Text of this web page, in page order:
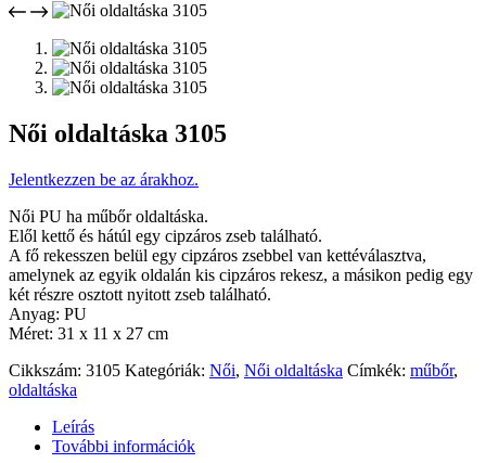
Női oldaltáska 3105
Jelentkezzen be az árakhoz.
Női PU ha műbőr oldaltáska.
Elől kettő és hátúl egy cipzáros zseb található.
A fő rekesszen belül egy cipzáros zsebbel van kettéválasztva,
amelynek az egyik oldalán kis cipzáros rekesz, a másikon pedig egy
két részre osztott nyitott zseb található.
Anyag: PU
Méret: 31 x 11 x 27 cm
Cikkszám: 3105 Kategóriák: Női, Női oldaltáska Címkék: műbőr,
oldaltáska
Leírás
További információk